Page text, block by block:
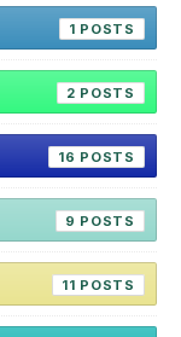
1
2
16
9
11